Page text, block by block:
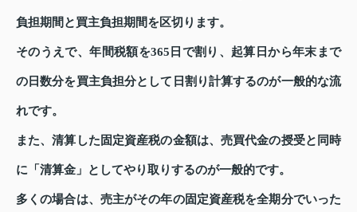
負担期間と買主負担期間を区切ります。
そのうえで、年間税額を365日で割り、起算日から年末まで
の日数分を買主負担分として日割り計算するのが一般的な流
れです。
また、清算した固定資産税の金額は、売買代金の授受と同時
に「清算金」としてやり取りするのが一般的です。
多くの場合は、売主がその年の固定資産税を全期分でいった